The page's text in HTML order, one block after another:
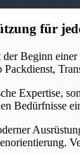
für
Beginn
Expertise,
Bedürfnisse